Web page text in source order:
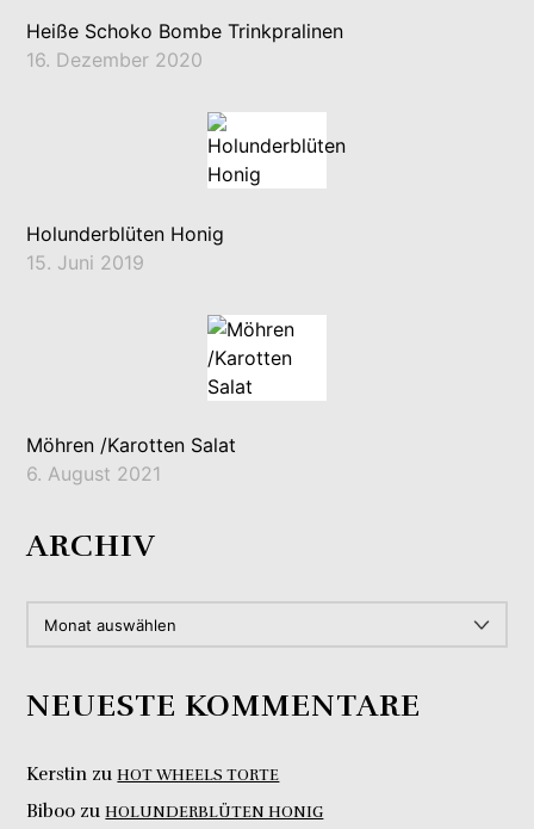
Heiße Schoko Bombe Trinkpralinen
16. Dezember 2020
Holunderblüten Honig
15. Juni 2019
Möhren /Karotten Salat
6. August 2021
ARCHIV
NEUESTE KOMMENTARE
Kerstin zuHOT WHEELS TORTE
Biboo zuHOLUNDERBLÜTEN HONIG